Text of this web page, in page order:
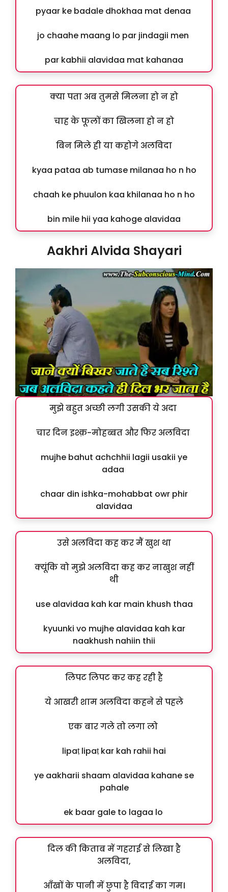
pyaar ke badale dhokhaa mat denaa
jo chaahe maang lo par jindagii men
par kabhii alavidaa mat kahanaa
क्या पता अब तुमसे मिलना हो न हो
चाह के फूलों का खिलना हो न हो
बिन मिले ही या कहोगे अलविदा
kyaa pataa ab tumase milanaa ho n ho
chaah ke phuulon kaa khilanaa ho n ho
bin mile hii yaa kahoge alavidaa
Aakhri Alvida Shayari
मुझे बहुत अच्छी लगी उसकी ये अदा
चार दिन इश्क़-मोहब्बत और फिर अलविदा
mujhe bahut achchhii lagii usakii ye
adaa
chaar din ishka-mohabbat owr phir
alavidaa
उसे अलविदा कह कर मैं खुश था
क्यूंकि वो मुझे अलविदा कह कर नाखुश नहीं
थी
use alavidaa kah kar main khush thaa
kyuunki vo mujhe alavidaa kah kar
naakhush nahiin thii
लिपट लिपट कर कह रही है
ये आखरी शाम अलविदा कहने से पहले
एक बार गले तो लगा लो
lipaṭ lipaṭ kar kah rahii hai
ye aakharii shaam alavidaa kahane se
pahale
ek baar gale to lagaa lo
दिल की किताब में गहराई से लिखा है
अलविदा,
आँखों के पानी में छुपा है विदाई का गम।